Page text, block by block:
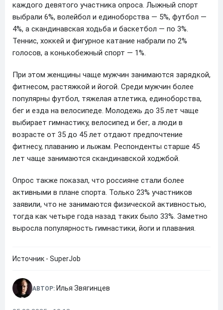
каждого девятого участника опроса. Лыжный спорт
выбрали 6%, волейбол и единоборства — 5%, футбол —
4%, а скандинавская ходьба и баскетбол — по 3%.
Теннис, хоккей и фигурное катание набрали по 2%
голосов, а конькобежный спорт — 1%.
При этом женщины чаще мужчин занимаются зарядкой,
фитнесом, растяжкой и йогой. Среди мужчин более
популярны футбол, тяжелая атлетика, единоборства,
бег и езда на велосипеде. Молодежь до 35 лет чаще
выбирает гимнастику, велосипед и бег, а люди в
возрасте от 35 до 45 лет отдают предпочтение
фитнесу, плаванию и лыжам. Респонденты старше 45
лет чаще занимаются скандинавской ходжбой.
Опрос также показал, что россияне стали более
активными в плане спорта. Только 23% участников
заявили, что не занимаются физической активностью,
тогда как четыре года назад таких было 33%. Заметно
выросла популярность гимнастики, йоги и плавания.
Источник - SuperJob
АВТОР: Илья Звягинцев